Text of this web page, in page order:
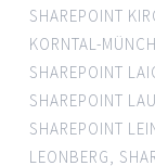
SHAREPOINT
KORNTAL-
SHAREPOINT
SHAREPOINT
SHAREPOINT
LEONBERG,